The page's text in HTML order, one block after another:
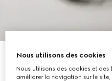
Lunettes de soleil ovales
€ 350
Déclinaisonsnoir
Nous utilisons des cookies
Nous utilisons des cookies et
améliorer la navigation sur le